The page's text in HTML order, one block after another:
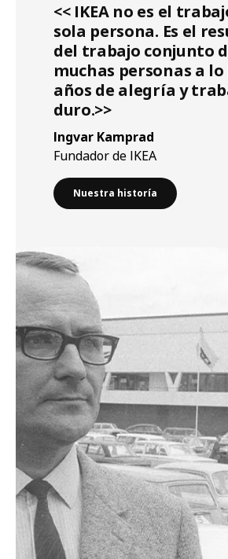
<< IKEA no es el
sola persona. Es el
del trabajo conjunto
muchas personas a
años de alegría y
duro.>>
Ingvar Kamprad
Fundador de IKEA
Nuestra historía